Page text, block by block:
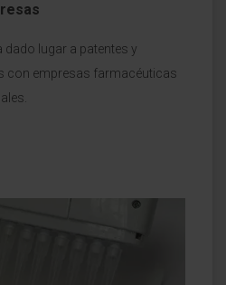
lugar a patentes y
con empresas farmacéuticas